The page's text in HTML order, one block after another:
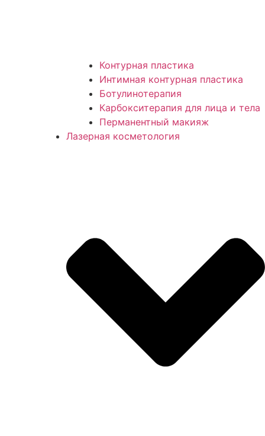
Контурная пластика
Интимная контурная пластика
Ботулинотерапия
Карбокситерапия для лица и тела
Перманентный макияж
Лазерная косметология